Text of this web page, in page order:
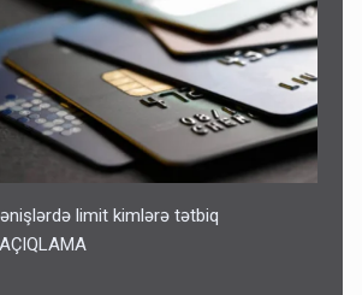
vəsiqəsi ilə gedə biləcəksiniz -
limit kimlərə tətbiq